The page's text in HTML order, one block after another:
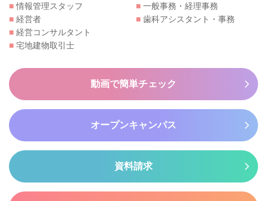
■情報管理スタッフ
■ 経営者
■ 経営コンサルタント
■ 宅地建物取引士
■ 一般事務・経理事務
■ 歯科アシスタント・事務
動画で簡単チェック
オープンキャンパス
資料請求